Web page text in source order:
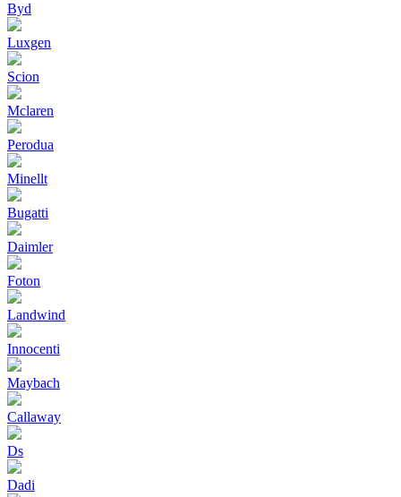
Byd
Luxgen
Scion
Mclaren
Perodua
Minellt
Bugatti
Daimler
Foton
Landwind
Innocenti
Maybach
Callaway
Ds
Dadi